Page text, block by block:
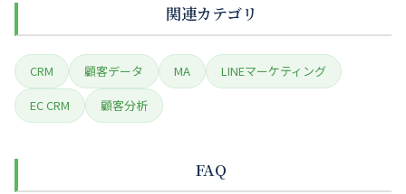
関連カテゴリ
CRM 顧客データ MA
LINEマーケティング
EC CRM
顧客分析
FAQ